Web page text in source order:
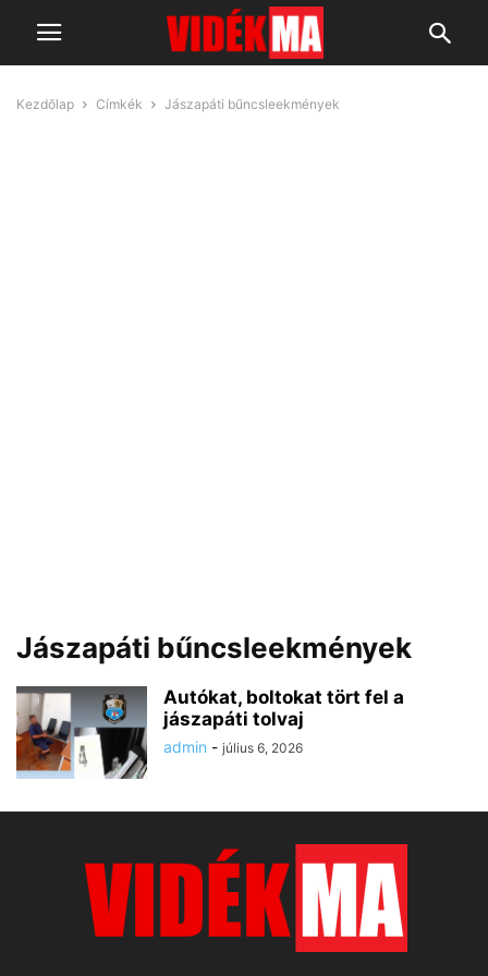
Kezdőlap Címkék Jászapáti bűncsleekmények
Jászapáti bűncsleekmények
Autókat, boltokat tört fel a
jászapáti tolvaj
admin - július 6, 2026